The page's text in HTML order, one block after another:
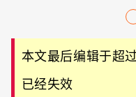
本文最后编辑于超
已经失效